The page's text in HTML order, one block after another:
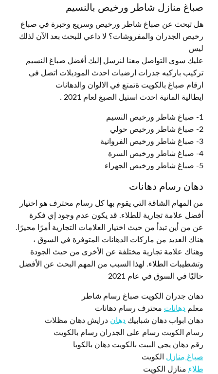
صباغ منازل شاطر ورخيص بالنسيم
هل تبحث عن صباغ شاطر ورخيص وسريع وخبرة في صباغ
رخيص الجدران والمفروشات؟ لا داعي للبحث بعد الآن لذلك
ليس
عليك سوى التواصل معنا لنرسل إليك أفضل صباغ النسيم
تركيب باركيه جدرات ارضيات احدث الموديلات اتصل في
ارقام صباغ بالكويت ةتمتع في الالوان والدهانات
ايطالية المانية احدث استيل الصبغ لعام 2021 .
1- صباغ شاطر ورخيص النسيم
2- صباغ شاطر ورخيص حولي
3- صباغ شاطر ورخيص الفروانية
4- صباغ شاطر ورخيص السرة
5- صباغ شاطر ورخيص الجهراء
دهان رسام دهانات
من المهام الشاقة التي يقوم بها كل رسام محترف هو اختيار
أفضل علامة تجارية للطلاء. قد يكون عدم وجود إي فكرة
عن من أين تبدأ من حيث اختيار العلامات التجارية أمرًا محيرًا.
هناك العديد من ماركات الدهانات المتوفرة في السوق ،
وهناك علامة تجارية مختلفة عن الأخرى من حيث الجودة
وتشطيبات الطلاء. لهذا السبب من المهم البحث عن الأفضل
حاليًا في السوق في عام 2021
دهان جدران الكويت صباغ رسام شاطر
معلم دهانات محترف رسام دهانات
دهان ابواب دهان شبابيك دهان درايش دهان مظلات
رسام الكويت رسام على الجدران رسام بالكويت
رقم دهان يجي البيت بالكويت دهان بالكويا
صباغ منازل الكويت
طلاء منازل الكويت